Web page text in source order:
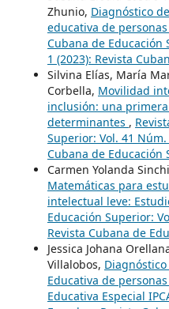
Zhunio, Diagnóstico
educativa de
Cubana de Educación
1 (2023): Revista
Silvina Elías, María
Corbella, Movilidad
inclusión: una
determinantes ,
Superior: Vol. 41
Cubana de Educación
Carmen Yolanda
Matemáticas para
intelectual leve:
Educación Superior:
Revista Cubana de
Jessica Johana
Villalobos,
Educativa de
Educativa Especial